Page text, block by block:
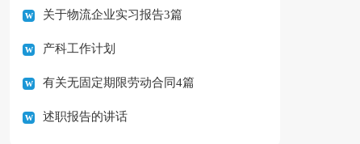
关于物流企业实习报告3篇
产科工作计划
有关无固定期限劳动合同4篇
述职报告的讲话